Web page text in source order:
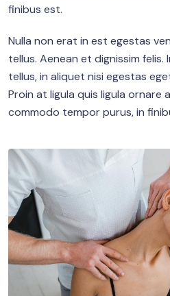
finibus est.
Nulla non erat in est egestas
tellus. Aenean et dignissim
tellus, in aliquet nisi egestas
Proin at ligula quis ligula ornare
commodo tempor purus, in